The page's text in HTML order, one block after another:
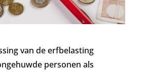
van de erfbelasting
personen als